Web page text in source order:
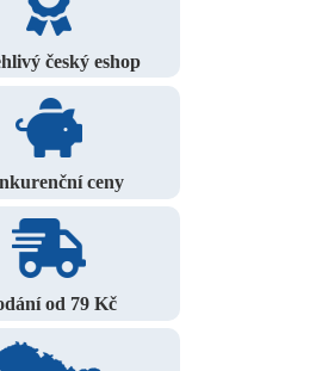
český eshop
ceny
od 79 Kč